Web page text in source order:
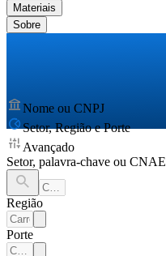
Materiais
Sobre
Nome ou CNPJ
Setor, Região e Porte
Avançado
Setor, palavra-chave ou CNAE
Região
Porte